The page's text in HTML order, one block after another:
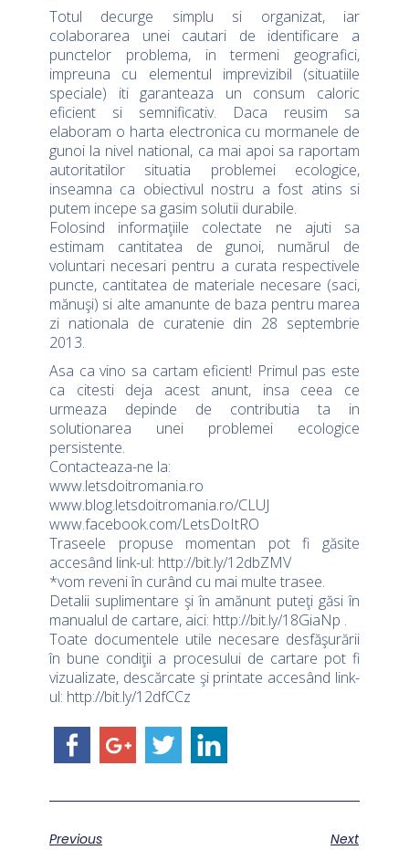
Totul decurge simplu si organizat, iar
colaborarea unei cautari de identificare a
punctelor problema, in termeni geografici,
impreuna cu elementul imprevizibil (situatiile
speciale) iti garanteaza un consum caloric
eficient si semnificativ. Daca reusim sa
elaboram o harta electronica cu mormanele de
gunoi la nivel national, ca mai apoi sa raportam
autoritatilor situatia problemei ecologice,
inseamna ca obiectivul nostru a fost atins si
putem incepe sa gasim solutii durabile.
Folosind informaţiile colectate ne ajuti sa
estimam cantitatea de gunoi, numărul de
voluntari necesari pentru a curata respectivele
puncte, cantitatea de materiale necesare (saci,
mănuşi) si alte amanunte de baza pentru marea
zi nationala de curatenie din 28 septembrie
2013.
Asa ca vino sa cartam eficient! Primul pas este
ca citesti deja acest anunt, insa ceea ce
urmeaza depinde de contributia ta in
solutionarea unei problemei ecologice
persistente.
Contacteaza-ne la:
www.letsdoitromania.ro
www.blog.letsdoitromania.ro/CLUJ
www.facebook.com/LetsDoItRO
Traseele propuse momentan pot fi găsite
accesând link-ul: http://bit.ly/12dbZMV
*vom reveni în curând cu mai multe trasee.
Detalii suplimentare şi în amănunt puteţi găsi în
manualul de cartare, aici: http://bit.ly/18GiaNp .
Toate documentele utile necesare desfăşurării
în bune condiţii a procesului de cartare pot fi
vizualizate, descărcate şi printate accesând link-
ul: http://bit.ly/12dfCCz
Previous Next